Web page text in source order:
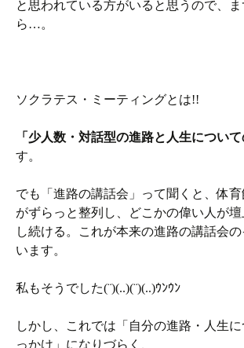
と思われている方がいると思うので、
ら…。
ソクラテス・ミーティングとは!!
「少人数・対話型の進路と人生について
す。
でも「進路の講話会」って聞くと、体
がずらっと整列し、どこかの偉い人が
し続ける。これが本来の進路の講話会
います。
私もそうでした(¨)(..)(¨)(..)ｳﾝｳﾝ
しかし、これでは「自分の進路・人生
っかけ」になりづらく、